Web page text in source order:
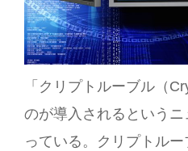
「クリプトルーブル（
のが導入されるという
っている。クリプトルー